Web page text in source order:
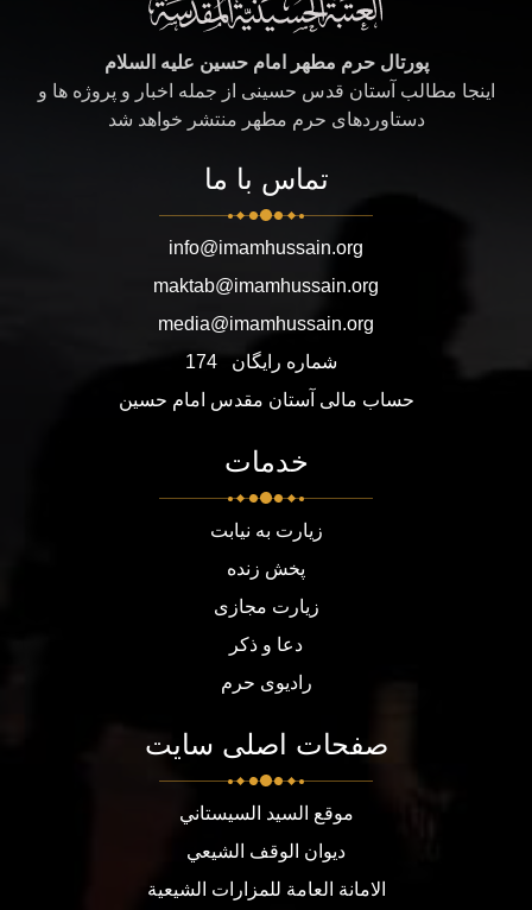
پورتال حرم مطهر امام حسین علیه السلام
اینجا مطالب آستان قدس حسینی از جمله اخبار و پروژه ها و
دستاوردهای حرم مطهر منتشر خواهد شد
تماس با ما
info@imamhussain.org
maktab@imamhussain.org
media@imamhussain.org
شماره رایگان
174
حساب مالی آستان مقدس امام حسین
خدمات
زیارت به نیابت
پخش زنده
زیارت مجازی
دعا و ذکر
رادیوی حرم
صفحات اصلی سایت
موقع السيد السيستاني
ديوان الوقف الشيعي
الامانة العامة للمزارات الشيعية